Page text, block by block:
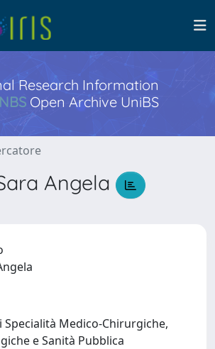
Research Information
Open Archive UniBS
Angela
Medico-Chirurgiche,
e Sanità Pubblica